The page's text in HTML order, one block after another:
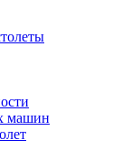
машин